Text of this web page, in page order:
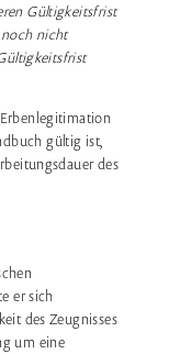
Gültigkeitsfrist
nicht
gültig ist,
des
er sich
des Zeugnisses
um eine